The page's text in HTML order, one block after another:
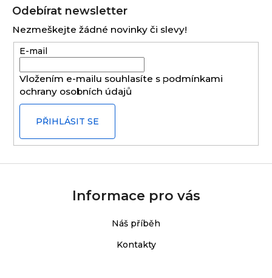
Odebírat newsletter
Nezmeškejte žádné novinky či slevy!
E-mail
Vložením e-mailu souhlasíte s podmínkami
ochrany osobních údajů
PŘIHLÁSIT SE
Informace pro vás
Náš příběh
Kontakty